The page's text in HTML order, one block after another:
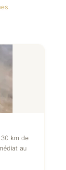
km de
au